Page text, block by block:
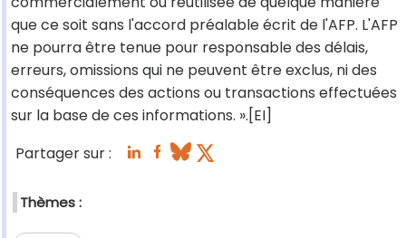
que ce soit sans l'accord préalable écrit de l'AFP. L'AFP
ne pourra être tenue pour responsable des délais,
erreurs, omissions qui ne peuvent être exclus, ni des
conséquences des actions ou transactions effectuées
sur la base de ces informations. ».[EI]
Partager sur :
Thèmes :